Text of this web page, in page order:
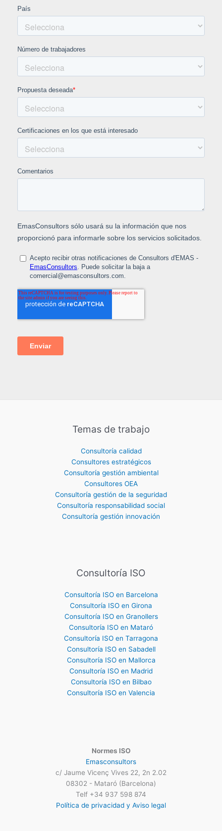
Temas de trabajo
Consultoría calidad
Consultores estratégicos
Consultoría gestión ambiental
Consultores OEA
Consultoría gestión de la seguridad
Consultoría responsabilidad social
Consultoría gestión innovación
Consultoría ISO
Consultoría ISO en Barcelona
Consultoría ISO en Girona
Consultoría ISO en Granollers
Consultoría ISO en Mataró
Consultoría ISO en Tarragona
Consultoría ISO en Sabadell
Consultoría ISO en Mallorca
Consultoría ISO en Madrid
Consultoría ISO en Bilbao
Consultoría ISO en Valencia
Normes ISO
Emasconsultors
c/ Jaume Vicenç Vives 22, 2n 2.02
08302 - Mataró (Barcelona)
Telf +34 937 598 874
Política de privacidad y Aviso legal